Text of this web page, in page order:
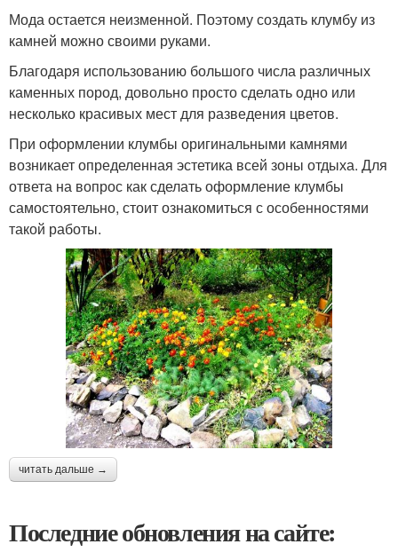
Мода остается неизменной. Поэтому создать клумбу из
камней можно своими руками.
Благодаря использованию большого числа различных
каменных пород, довольно просто сделать одно или
несколько красивых мест для разведения цветов.
При оформлении клумбы оригинальными камнями
возникает определенная эстетика всей зоны отдыха. Для
ответа на вопрос как сделать оформление клумбы
самостоятельно, стоит ознакомиться с особенностями
такой работы.
читать дальше →
Последние обновления на сайте: